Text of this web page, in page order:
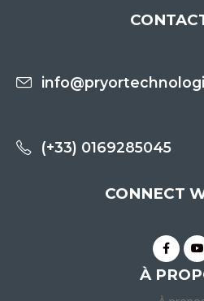
(+33) 0169285045
CONNECT
À